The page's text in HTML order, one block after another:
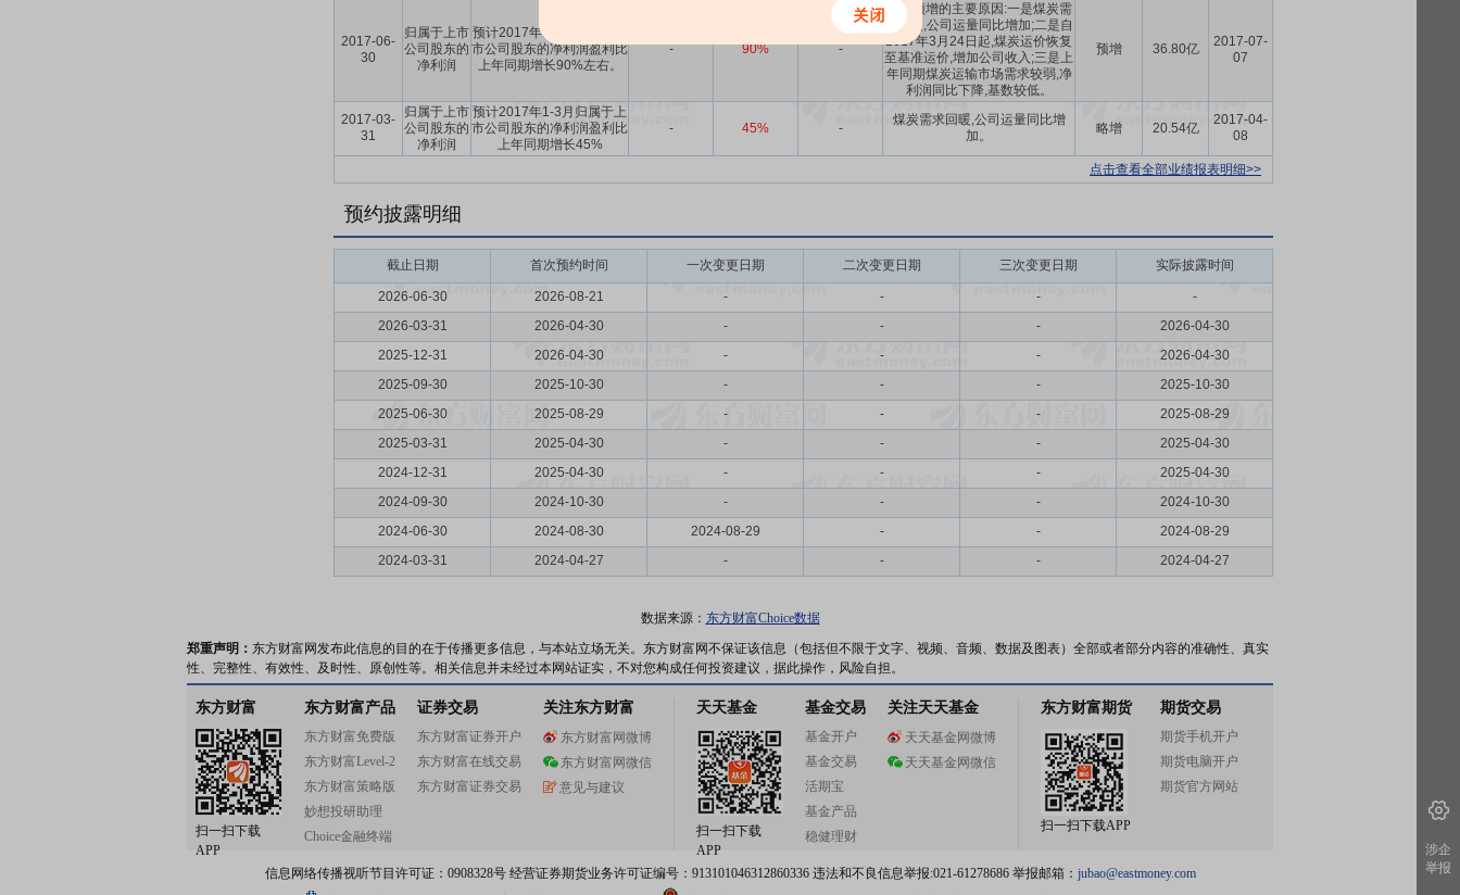
2017-06-
30
归属于上市
公司股东的
净利润
预计2017年1-6月归属于上
市公司股东的净利润盈利比
上年同期增长90%左右。
- 90% -
业绩预增的主要原因:一是煤炭需
求回暖,公司运量同比增加;二是自
2017年3月24日起,煤炭运价恢复
至基准运价,增加公司收入;三是上
年同期煤炭运输市场需求较弱,净
利润同比下降,基数较低。
预增 36.80亿
2017-07-
07
2017-03-
31
归属于上市
公司股东的
净利润
预计2017年1-3月归属于上
市公司股东的净利润盈利比
上年同期增长45%
- 45% -
煤炭需求回暖,公司运量同比增
加。
略增 20.54亿
2017-04-
08
点击查看全部业绩报表明细>>
预约披露明细
截止日期 首次预约时间 一次变更日期 二次变更日期 三次变更日期 实际披露时间
2026-06-30 2026-08-21 - - -
-
2026-03-31
2026-04-30 - - -
2026-04-30
2025-12-31
2026-04-30 - - -
2026-04-30
2025-09-30
2025-10-30 - - -
2025-10-30
2025-06-30
2025-08-29 - - -
2025-08-29
2025-03-31
2025-04-30 - - -
2025-04-30
2024-12-31
2025-04-30 - - -
2025-04-30
2024-09-30
2024-10-30 - - -
2024-10-30
2024-06-30
2024-08-30 2024-08-29 - -
2024-08-29
2024-03-31
2024-04-27 - - - 2024-04-27
数据来源： 东方财富Choice数据
郑重声明： 东方财富网发布此信息的目的在于传播更多信息，与本站立场无关。东方财富网不保证该信息（包括但不限于文字、视频、音频、数据及图表）全部或者部分内容的准确性、真实
性、完整性、有效性、及时性、原创性等。相关信息并未经过本网站证实，不对您构成任何投资建议，据此操作，风险自担。
东方财富
扫一扫下载
APP
东方财富产品
东方财富免费版
东方财富Level-2
东方财富策略版
妙想投研助理
Choice金融终端
证券交易
东方财富证券开户
东方财富在线交易
东方财富证券交易
关注东方财富
东方财富网微博
东方财富网微信
意见与建议
天天基金
扫一扫下载
APP
基金交易
基金开户
基金交易
活期宝
基金产品
稳健理财
关注天天基金
天天基金网微博
天天基金网微信
东方财富期货
扫一扫下载APP
期货交易
期货手机开户
期货电脑开户
期货官方网站
信息网络传播视听节目许可证：0908328号 经营证券期货业务许可证编号：913101046312860336 违法和不良信息举报:021-61278686 举报邮箱： jubao@eastmoney.com
涉企
举报